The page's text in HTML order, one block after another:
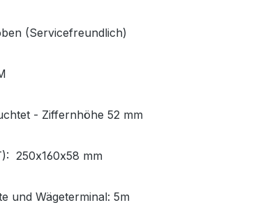
(Servicefreundlich)
- Ziffernhöhe 52 mm
250x160x58 mm
und Wägeterminal: 5m